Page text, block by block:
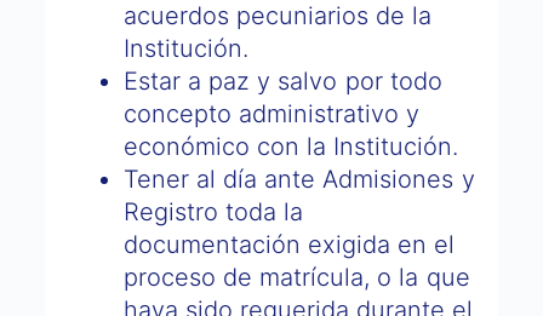
acuerdos pecuniarios de la
Institución.
Estar a paz y salvo por todo
concepto administrativo y
económico con la Institución.
Tener al día ante Admisiones y
Registro toda la
documentación exigida en el
proceso de matrícula, o la que
haya sido requerida durante el